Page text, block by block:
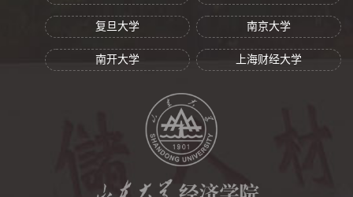
复旦大学 南京大学
南开大学 上海财经大学